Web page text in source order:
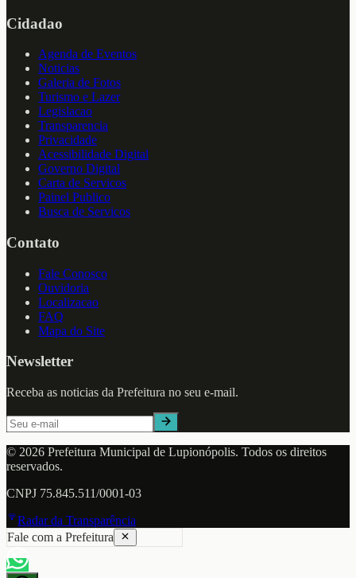
Cidadao
Agenda de Eventos
Noticias
Galeria de Fotos
Turismo e Lazer
Legislacao
Transparencia
Privacidade
Acessibilidade Digital
Governo Digital
Carta de Servicos
Painel Publico
Busca de Servicos
Contato
Fale Conosco
Ouvidoria
Localizacao
FAQ
Mapa do Site
Newsletter
Receba as noticias da Prefeitura no seu e-mail.
© 2026 Prefeitura Municipal de Lupionópolis. Todos os direitos
reservados.
CNPJ 75.845.511/0001-03
Radar da Transparência
Fale com a Prefeitura